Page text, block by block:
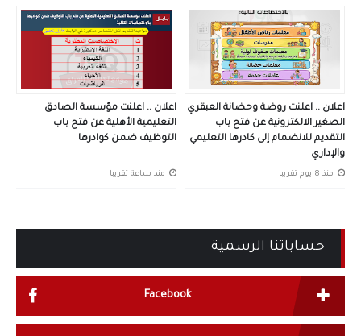
اعلان .. اعلنت روضة وحضانة العبقري
الصغير الالكترونية عن فتح باب
التقديم للانضمام إلى كادرها التعليمي
والإداري
منذ 8 يوم تقريبا
اعلان .. اعلنت مؤسسة الصادق
التعليمية الأهلية عن فتح باب
التوظيف ضمن كوادرها
منذ ساعة تقريبا
حساباتنا الرسمية
Facebook